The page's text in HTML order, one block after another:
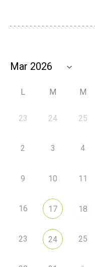
L M M
23 24 25
2 3 4
9 10 11
16 17 18
23 24 25